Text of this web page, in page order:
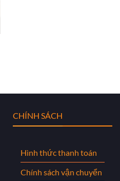
CHÍNH SÁCH
Hình thức thanh toán
Chính sách vận chuyển